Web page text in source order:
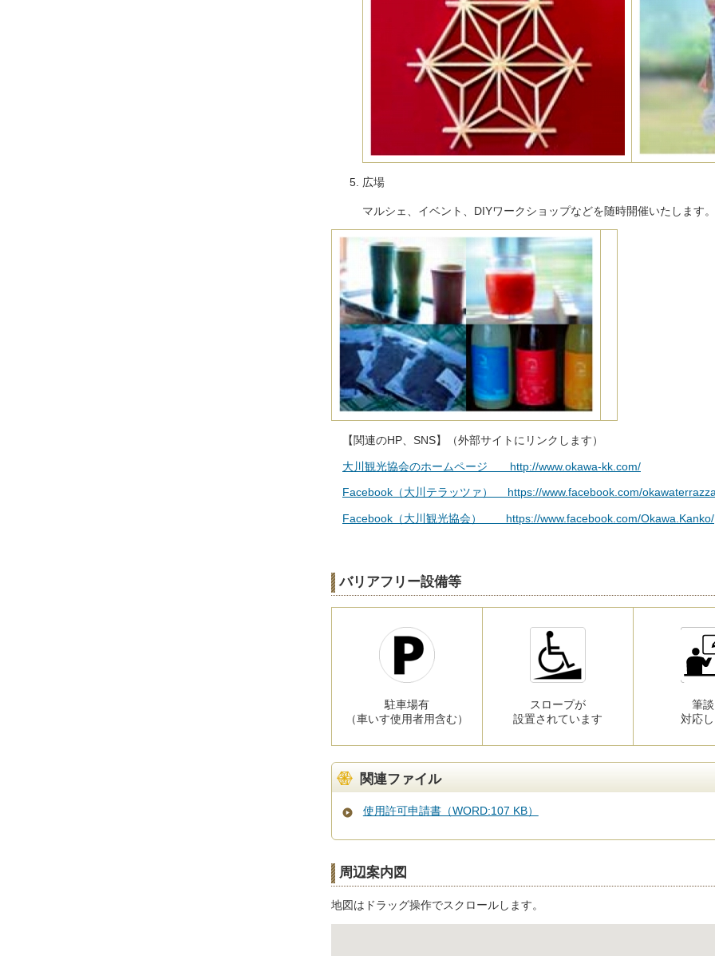
広場
マルシェ、イベント、DIYワークショップなどを随時開催いたします。
【関連のHP、SNS】（外部サイトにリンクします）
大川観光協会のホームページ http://www.okawa-kk.com/
Facebook（大川テラッツァ） https://www.facebook.com/
Facebook（大川観光協会） https://www.facebook.com/Okawa.Kanko/
バリアフリー設備等
駐車場有
（車いす使用者用含む）
スロープが
設置されています
筆
対応
関連ファイル
使用許可申請書（WORD:107 KB）
周辺案内図
地図はドラッグ操作でスクロールします。